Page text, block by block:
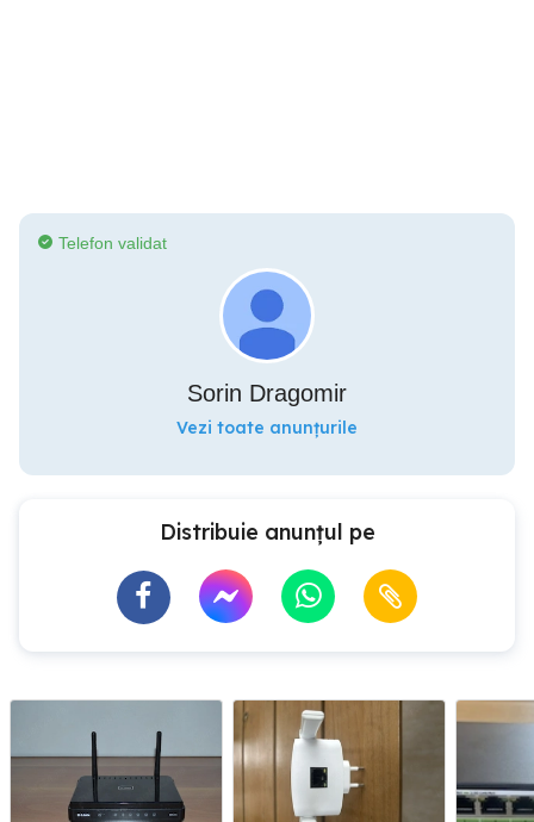
Telefon validat
Sorin Dragomir
Vezi toate anunțurile
Distribuie anunțul pe